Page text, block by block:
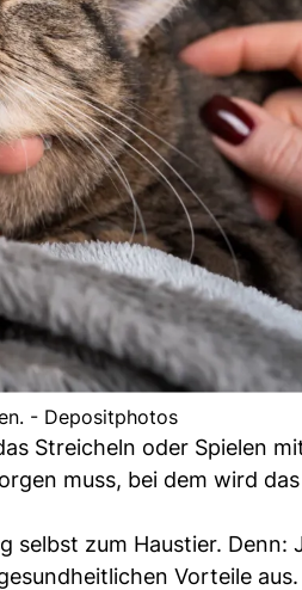
- Depositphotos
Streicheln oder Spielen
muss, bei dem wird das
selbst zum Haustier. Denn:
Vorteile aus.